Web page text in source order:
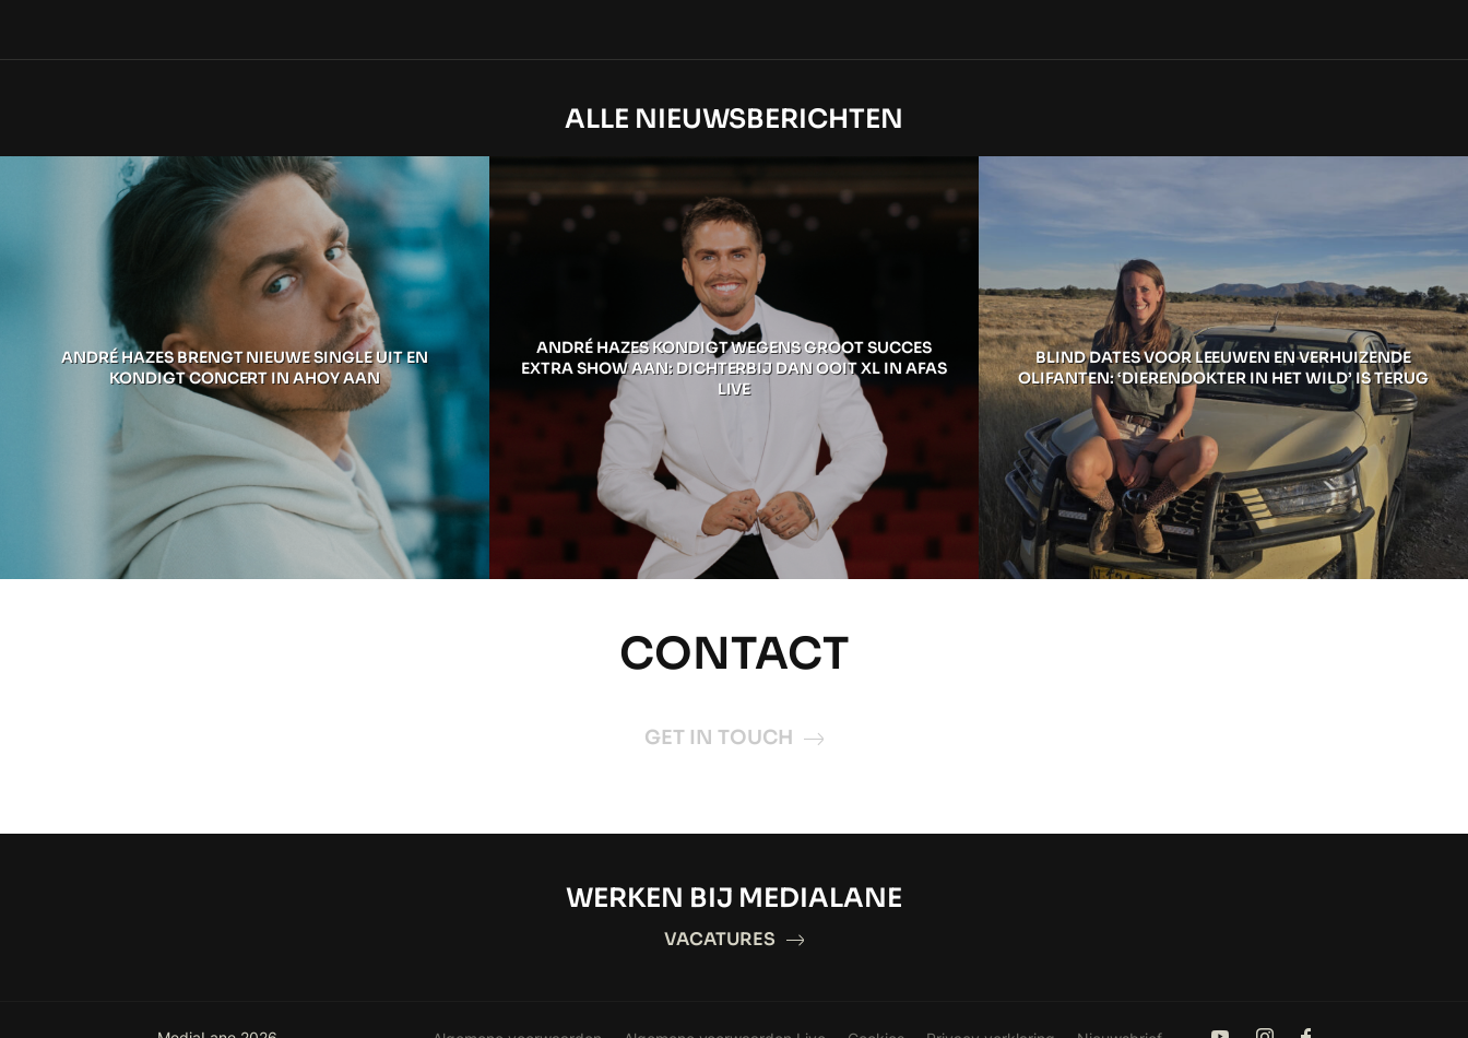
ALLE NIEUWSBERICHTEN
ANDRÉ HAZES BRENGT NIEUWE SINGLE UIT EN
KONDIGT CONCERT IN AHOY AAN
ANDRÉ HAZES KONDIGT WEGENS GROOT SUCCES
EXTRA SHOW AAN: DICHTERBIJ DAN OOIT XL IN AFAS
LIVE
BLIND DATES VOOR LEEUWEN EN VERHUIZENDE
OLIFANTEN: ‘DIERENDOKTER IN HET WILD’ IS TERUG
CONTACT
GET IN TOUCH
WERKEN BIJ MEDIALANE
VACATURES